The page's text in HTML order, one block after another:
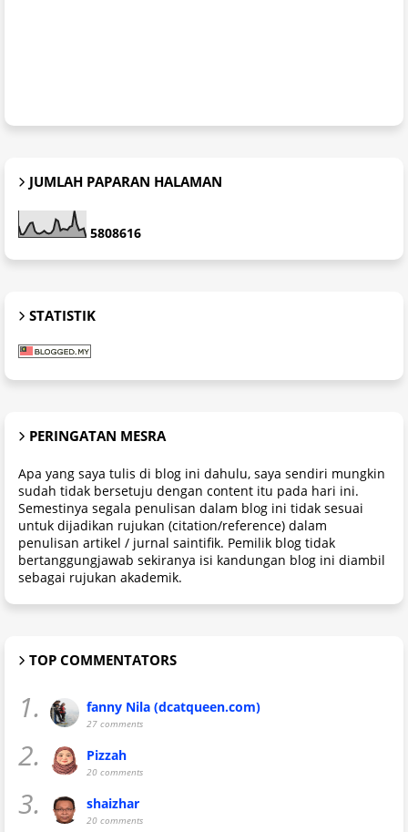
JUMLAH PAPARAN HALAMAN
5808616
STATISTIK
PERINGATAN MESRA
Apa yang saya tulis di blog ini dahulu, saya sendiri mungkin
sudah tidak bersetuju dengan content itu pada hari ini.
Semestinya segala penulisan dalam blog ini tidak sesuai
untuk dijadikan rujukan (citation/reference) dalam
penulisan artikel / jurnal saintifik. Pemilik blog tidak
bertanggungjawab sekiranya isi kandungan blog ini diambil
sebagai rujukan akademik.
TOP COMMENTATORS
1. fanny Nila (dcatqueen.com)
27 comments
2. Pizzah
20 comments
3. shaizhar
20 comments